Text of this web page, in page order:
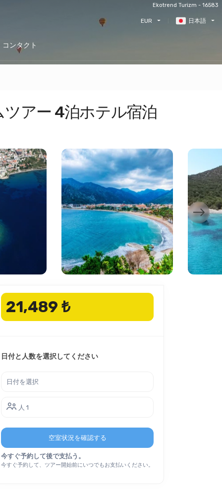
Ekotrend Turizm - 16583
EUR 日本語
コンタクト
アー 4泊ホテル宿泊
21,489 ₺
日付と人数を選択してください
人 1
空室状況を確認する
今すぐ予約して後で支払う。
今すぐ予約して、ツアー開始前にいつでもお支払いください。